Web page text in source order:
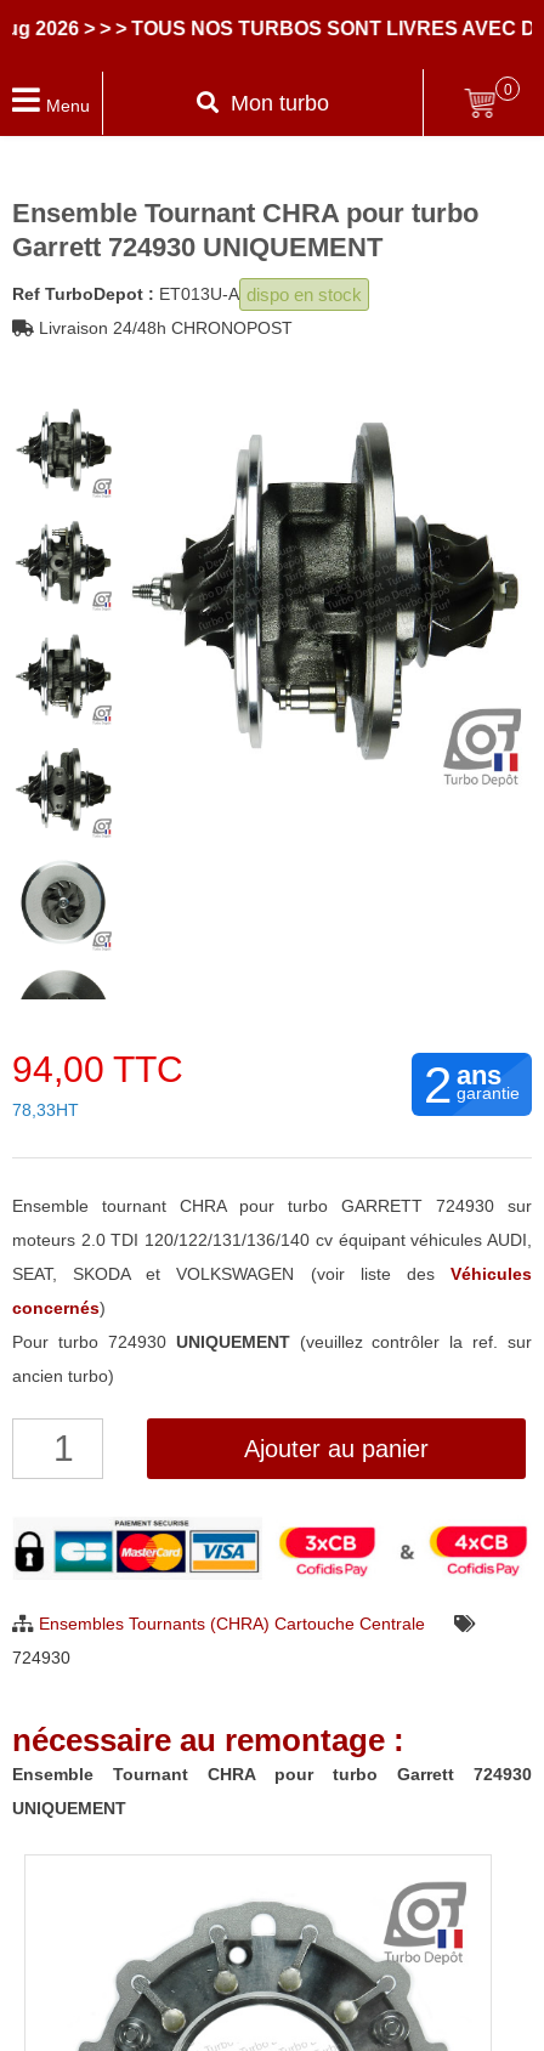
> > > TOUS NOS TURBOS SONT LIVRES AVEC DES
Menu Mon turbo
0
Ensemble Tournant CHRA pour turbo
Garrett 724930 UNIQUEMENT
Ref TurboDepot : ET013U-A dispo en stock
Livraison 24/48h CHRONOPOST
94,00 TTC
78,33HT 2 ans
garantie
Ensemble tournant CHRA pour turbo GARRETT 724930 sur
moteurs 2.0 TDI 120/122/131/136/140 cv équipant véhicules AUDI,
SEAT, SKODA et VOLKSWAGEN (voir liste des Véhicules
concernés)
Pour turbo 724930 UNIQUEMENT(veuillez contrôler la ref. sur
ancien turbo)
quantité
Tournant
CHRA
turbo
UNIQUEMENT
Ajouter au panier
Ensembles Tournants (CHRA) Cartouche Centrale
724930
nécessaire au remontage :
Ensemble Tournant CHRA pour turbo Garrett 724930
UNIQUEMENT